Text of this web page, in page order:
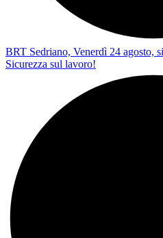
BRT Sedriano, Venerdì 24 agosto,
Sicurezza sul lavoro!